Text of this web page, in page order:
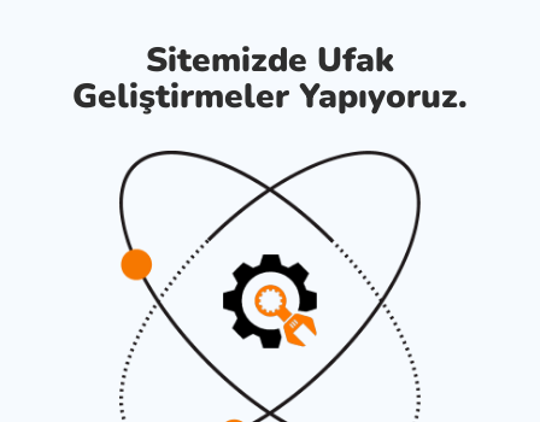
Sitemizde Ufak
Geliştirmeler Yapıyoruz.